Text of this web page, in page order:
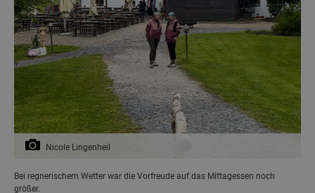
Nicole Lingenheil
Bei regnerischem Wetter war die Vorfreude auf das Mittagessen noch
größer.